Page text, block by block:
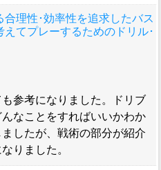
合理性･効率性を追求したバス
てプレーするためのドリル･
参考になりました。ドリブ
なことをすればいいかわか
したが、戦術の部分が紹介
りました。